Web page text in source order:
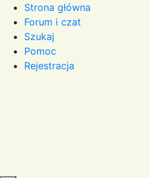
Strona główna
Forum i czat
Szukaj
Pomoc
Rejestracja